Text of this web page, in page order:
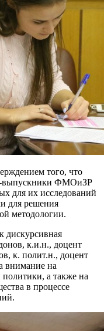
того, что
выпускники ФМОиЗР
для их исследований
для решения
методологии.
дискурсивная
к.и.н., доцент
к. полит.н., доцент
на
а также на
в процессе